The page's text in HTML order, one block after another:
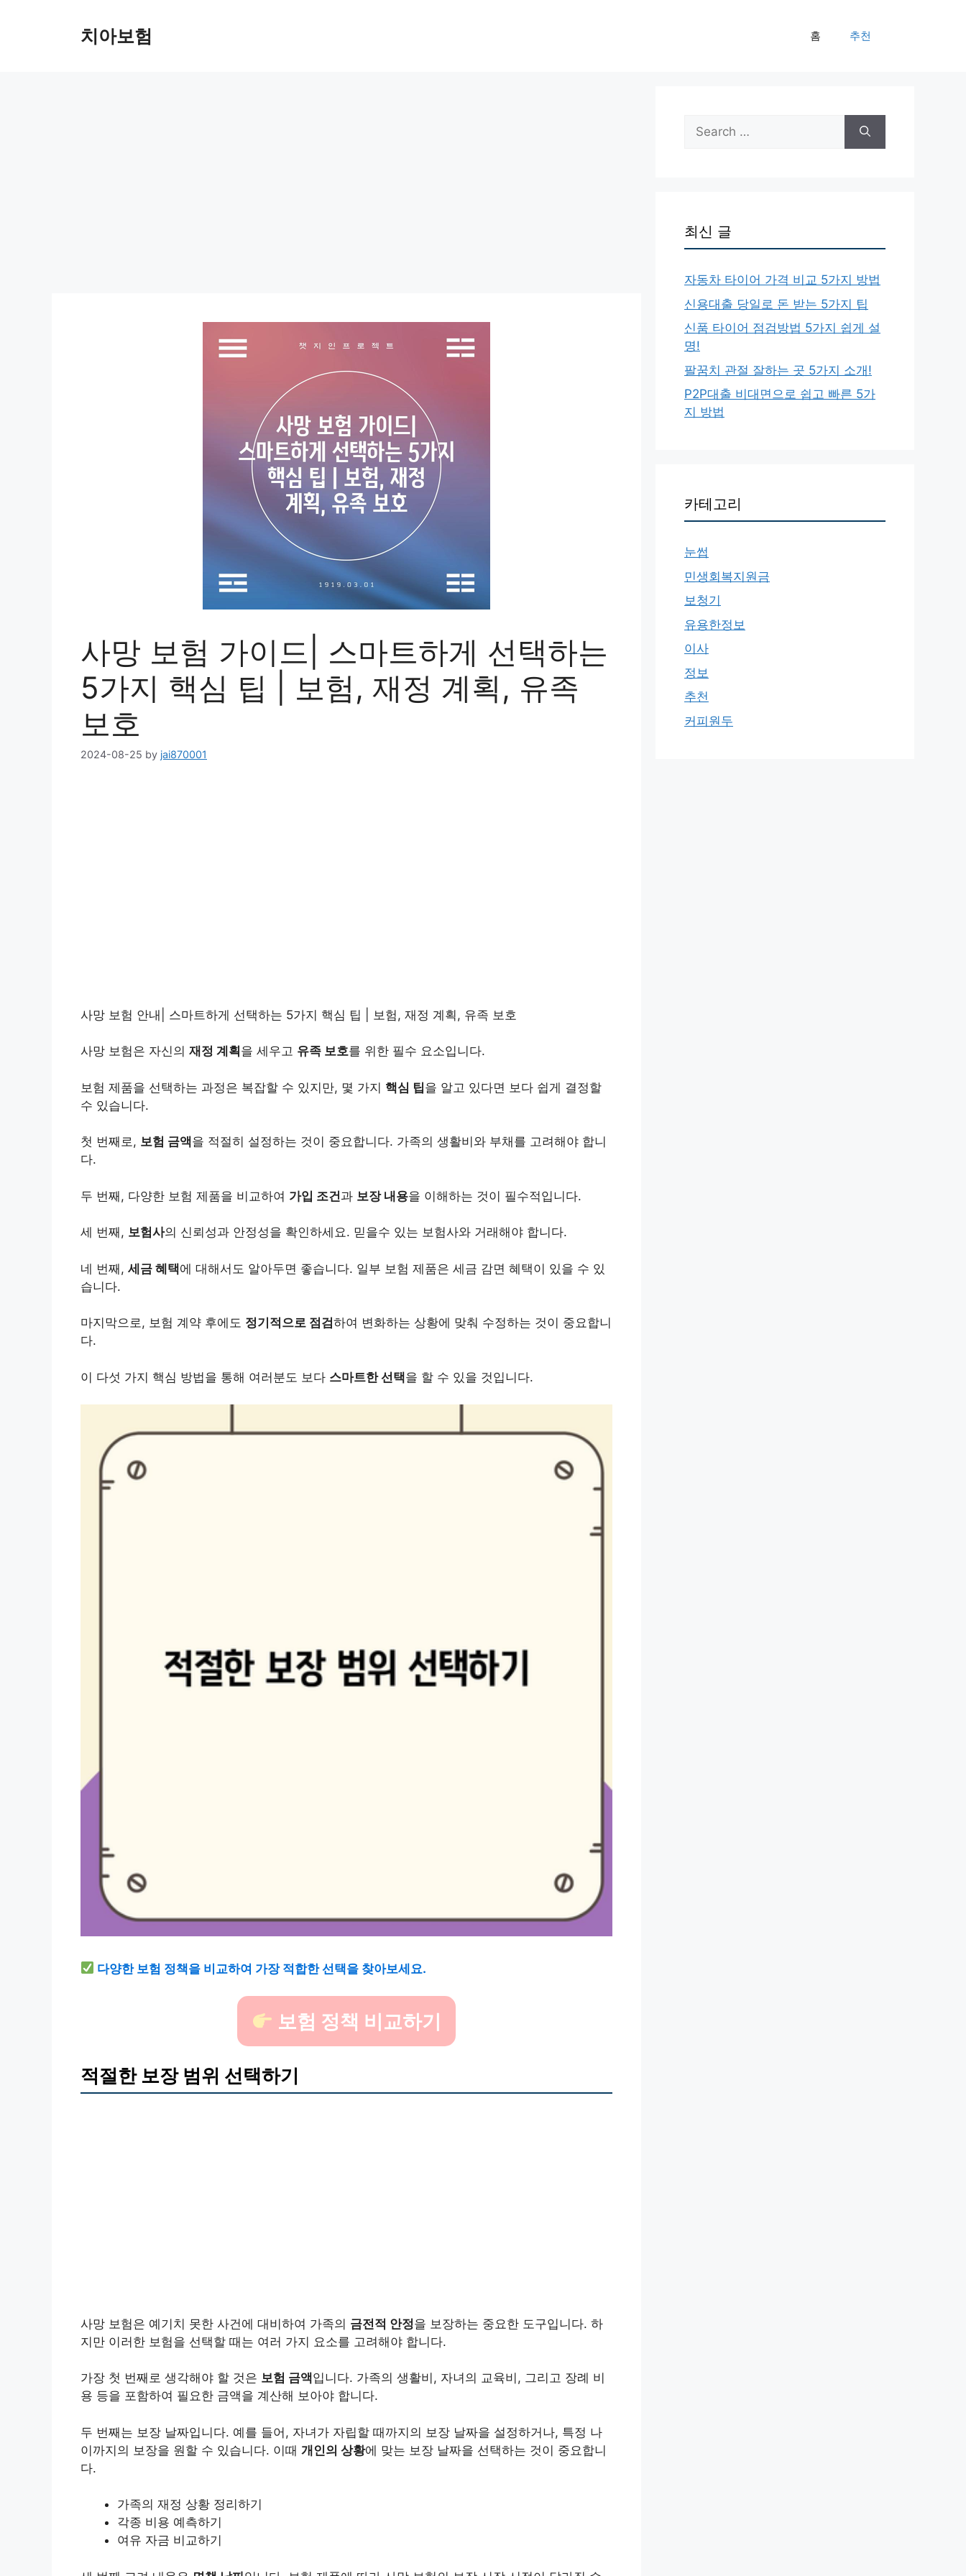
치아보험 홈 추천
사망 보험 가이드| 스마트하게 선택하는
5가지 핵심 팁 | 보험, 재정 계획, 유족
보호
2024-08-25 by jai870001
사망 보험 안내| 스마트하게 선택하는 5가지 핵심 팁 | 보험, 재정 계획, 유족 보호
사망 보험은 자신의 재정 계획 을 세우고 유족 보호를 위한 필수 요소입니다.
보험 제품을 선택하는 과정은 복잡할 수 있지만, 몇 가지 핵심 팁을 알고 있다면 보다 쉽게 결정할
수 있습니다.
첫 번째로, 보험 금액을 적절히 설정하는 것이 중요합니다. 가족의 생활비와 부채를 고려해야 합니
다.
두 번째, 다양한 보험 제품을 비교하여 가입 조건과 보장 내용을 이해하는 것이 필수적입니다.
세 번째, 보험사의 신뢰성과 안정성을 확인하세요. 믿을수 있는 보험사와 거래해야 합니다.
네 번째, 세금 혜택에 대해서도 알아두면 좋습니다. 일부 보험 제품은 세금 감면 혜택이 있을 수 있
습니다.
마지막으로, 보험 계약 후에도 정기적으로 점검하여 변화하는 상황에 맞춰 수정하는 것이 중요합니
다.
이 다섯 가지 핵심 방법을 통해 여러분도 보다 스마트한 선택을 할 수 있을 것입니다.
다양한 보험 정책을 비교하여 가장 적합한 선택을 찾아보세요.
보험 정책 비교하기
적절한 보장 범위 선택하기
사망 보험은 예기치 못한 사건에 대비하여 가족의 금전적 안정을 보장하는 중요한 도구입니다. 하
지만 이러한 보험을 선택할 때는 여러 가지 요소를 고려해야 합니다.
가장 첫 번째로 생각해야 할 것은 보험 금액입니다. 가족의 생활비, 자녀의 교육비, 그리고 장례 비
용 등을 포함하여 필요한 금액을 계산해 보아야 합니다.
두 번째는 보장 날짜입니다. 예를 들어, 자녀가 자립할 때까지의 보장 날짜을 설정하거나, 특정 나
이까지의 보장을 원할 수 있습니다. 이때 개인의 상황에 맞는 보장 날짜을 선택하는 것이 중요합니
다.
가족의 재정 상황 정리하기
각종 비용 예측하기
여유 자금 비교하기
Search
for:
최신 글
자동차 타이어 가격 비교 5가지 방법
신용대출 당일로 돈 받는 5가지 팁
신품 타이어 점검방법 5가지 쉽게 설
명!
팔꿈치 관절 잘하는 곳 5가지 소개!
P2P대출 비대면으로 쉽고 빠른 5가
지 방법
카테고리
눈썹
민생회복지원금
보청기
유용한정보
이사
정보
추천
커피원두